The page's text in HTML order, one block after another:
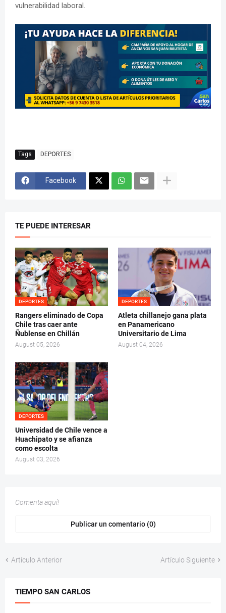
vulnerabilidad laboral.
Tags DEPORTES
Facebook
TE PUEDE INTERESAR
DEPORTES
Rangers eliminado de Copa
Chile tras caer ante
Ñublense en Chillán
August 05, 2026
DEPORTES
Atleta chillanejo gana plata
en Panamericano
Universitario de Lima
August 04, 2026
DEPORTES
Universidad de Chile vence a
Huachipato y se afianza
como escolta
August 03, 2026
Comenta aquí!
Publicar un comentario (0)
Artículo Anterior Artículo Siguiente
TIEMPO SAN CARLOS